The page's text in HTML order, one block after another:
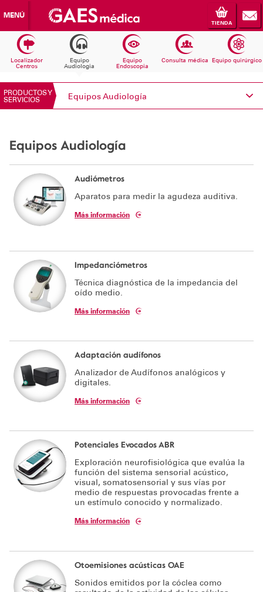
MENÚ
TIENDA
Localizador
Centros
Equipo
Audiologia
Equipo
Endoscopia
Consulta médica Equipo quirúrgico
PRODUCTOS Y
SERVICIOS
Equipos Audiología
Equipos Audiología
Equipos Endoscopia
Equipos Consulta médica
Solicita información
Soporte técnico
Equipos Audiología
Audiómetros
Aparatos para medir la agudeza auditiva.
Más información
Impedanciómetros
Técnica diagnóstica de la impedancia del
oído medio.
Más información
Adaptación audífonos
Analizador de Audífonos analógicos y
digitales.
Más información
Potenciales Evocados ABR
Exploración neurofisiológica que evalúa la
función del sistema sensorial acústico,
visual, somatosensorial y sus vías por
medio de respuestas provocadas frente a
un estímulo conocido y normalizado.
Más información
Otoemisiones acústicas OAE
Sonidos emitidos por la cóclea como